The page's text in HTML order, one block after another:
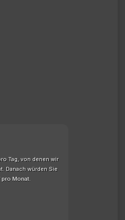
Tag, von denen wir
Danach würden Sie
Monat.